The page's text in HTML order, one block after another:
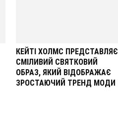
КЕЙТІ ХОЛМС ПРЕДСТАВЛЯЄ
СМІЛИВИЙ СВЯТКОВИЙ
ОБРАЗ, ЯКИЙ ВІДОБРАЖАЄ
ЗРОСТАЮЧИЙ ТРЕНД МОДИ